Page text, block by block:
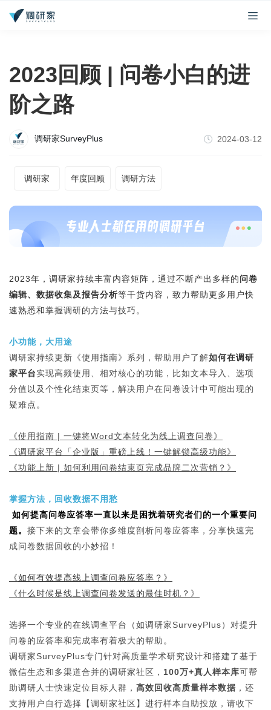
2023回顾 | 问卷小白的进
阶之路
调研家SurveyPlus 2024-03-12
调研家 年度回顾 调研方法
2023年，调研家持续丰富内容矩阵，通过不断产出多样的问卷
编辑、数据收集及报告分析等干货内容，致力帮助更多用户快
速熟悉和掌握调研的方法与技巧。
小功能，大用途
调研家持续更新《使用指南》系列，帮助用户了解如何在调研
家平台实现高频使用、相对核心的功能，比如文本导入、选项
分值以及个性化结束页等，解决用户在问卷设计中可能出现的
疑难点。
《使用指南 | 一键将Word文本转化为线上调查问卷》
《调研家平台「企业版」重磅上线！一键解锁高级功能》
《功能上新 | 如何利用问卷结束页完成品牌二次营销？ 》
掌握方法，回收数据不用愁
如何提高问卷应答率一直以来是困扰着研究者们的一个重要问
题。 接下来的文章会带你多维度剖析问卷应答率，分享快速完
成问卷数据回收的小妙招！
《如何有效提高线上调查问卷应答率？ 》
《什么时候是线上调查问卷发送的最佳时机？ 》
选择一个专业的在线调查平台（如调研家SurveyPlus）对提升
问卷的应答率和完成率有着极大的帮助。
调研家SurveyPlus专门针对高质量学术研究设计和搭建了基于
微信生态和多渠道合并的调研家社区， 100万+真人样本库可帮
助调研人士快速定位目标人群， 高效回收高质量样本数据 ，还
支持用户自行选择【调研家社区】进行样本自助投放，请收下